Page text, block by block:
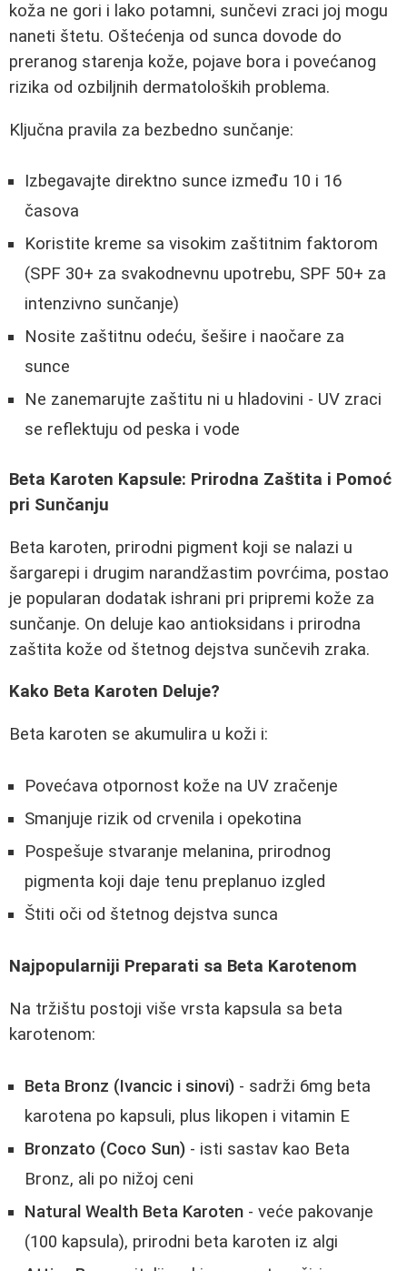
koža ne gori i lako potamni, sunčevi zraci joj mogu
naneti štetu. Oštećenja od sunca dovode do
preranog starenja kože, pojave bora i povećanog
rizika od ozbiljnih dermatoloških problema.
Ključna pravila za bezbedno sunčanje:
Izbegavajte direktno sunce između 10 i 16
časova
Koristite kreme sa visokim zaštitnim faktorom
(SPF 30+ za svakodnevnu upotrebu, SPF 50+ za
intenzivno sunčanje)
Nosite zaštitnu odeću, šešire i naočare za
sunce
Ne zanemarujte zaštitu ni u hladovini - UV zraci
se reflektuju od peska i vode
Beta Karoten Kapsule: Prirodna Zaštita i Pomoć
pri Sunčanju
Beta karoten, prirodni pigment koji se nalazi u
šargarepi i drugim narandžastim povrćima, postao
je popularan dodatak ishrani pri pripremi kože za
sunčanje. On deluje kao antioksidans i prirodna
zaštita kože od štetnog dejstva sunčevih zraka.
Kako Beta Karoten Deluje?
Beta karoten se akumulira u koži i:
Povećava otpornost kože na UV zračenje
Smanjuje rizik od crvenila i opekotina
Pospešuje stvaranje melanina, prirodnog
pigmenta koji daje tenu preplanuo izgled
Štiti oči od štetnog dejstva sunca
Najpopularniji Preparati sa Beta Karotenom
Na tržištu postoji više vrsta kapsula sa beta
karotenom:
Beta Bronz (Ivancic i sinovi) - sadrži 6mg beta
karotena po kapsuli, plus likopen i vitamin E
Bronzato (Coco Sun) - isti sastav kao Beta
Bronz, ali po nižoj ceni
Natural Wealth Beta Karoten - veće pakovanje
(100 kapsula), prirodni beta karoten iz algi